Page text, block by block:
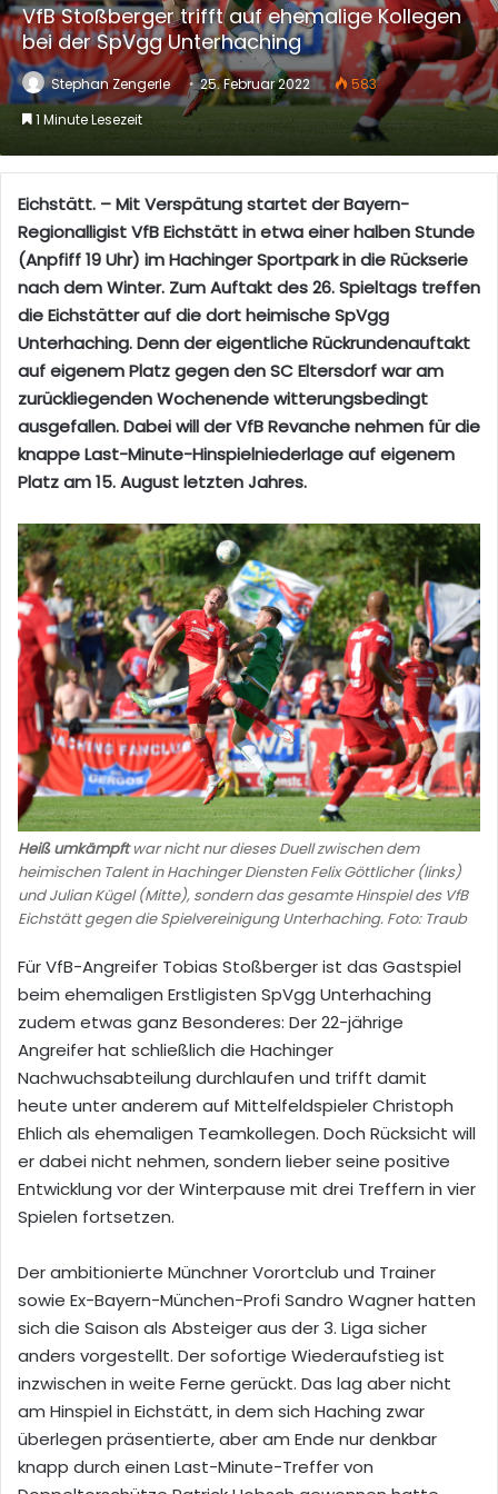
VfB Stoßberger trifft auf ehemalige Kollegen
bei der SpVgg Unterhaching
Stephan Zengerle 25. Februar 2022
583
1 Minute Lesezeit
Eichstätt. – Mit Verspätung startet der Bayern-
Regionalligist VfB Eichstätt in etwa einer halben Stunde
(Anpfiff 19 Uhr) im Hachinger Sportpark in die Rückserie
nach dem Winter. Zum Auftakt des 26. Spieltags treffen
die Eichstätter auf die dort heimische SpVgg
Unterhaching. Denn der eigentliche Rückrundenauftakt
auf eigenem Platz gegen den SC Eltersdorf war am
zurückliegenden Wochenende witterungsbedingt
ausgefallen. Dabei will der VfB Revanche nehmen für die
knappe Last-Minute-Hinspielniederlage auf eigenem
Platz am 15. August letzten Jahres.
Heiß umkämpftwar nicht nur dieses Duell zwischen dem
heimischen Talent in Hachinger Diensten Felix Göttlicher (links)
und Julian Kügel (Mitte), sondern das gesamte Hinspiel des VfB
Eichstätt gegen die Spielvereinigung Unterhaching. Foto: Traub
Für VfB-Angreifer Tobias Stoßberger ist das Gastspiel
beim ehemaligen Erstligisten SpVgg Unterhaching
zudem etwas ganz Besonderes: Der 22-jährige
Angreifer hat schließlich die Hachinger
Nachwuchsabteilung durchlaufen und trifft damit
heute unter anderem auf Mittelfeldspieler Christoph
Ehlich als ehemaligen Teamkollegen. Doch Rücksicht will
er dabei nicht nehmen, sondern lieber seine positive
Entwicklung vor der Winterpause mit drei Treffern in vier
Spielen fortsetzen.
Der ambitionierte Münchner Vorortclub und Trainer
sowie Ex-Bayern-München-Profi Sandro Wagner hatten
sich die Saison als Absteiger aus der 3. Liga sicher
anders vorgestellt. Der sofortige Wiederaufstieg ist
inzwischen in weite Ferne gerückt. Das lag aber nicht
am Hinspiel in Eichstätt, in dem sich Haching zwar
überlegen präsentierte, aber am Ende nur denkbar
knapp durch einen Last-Minute-Treffer von